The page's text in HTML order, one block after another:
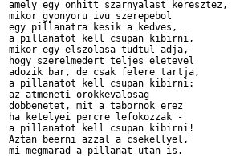
amely egy onhitt szarnyalast keresztez,
mikor gyonyoru ivu szerepebol
egy pillanatra kesik a kedves,
a pillanatot kell csupan kibirni,
mikor egy elszolasa tudtul adja,
hogy szerelmedert teljes eletevel
adozik bar, de csak felere tartja,
a pillanatot kell csupan kibirni:
az atmeneti orokkevalosag
dobbenetet, mit a tabornok erez
ha ketelyei percre lefokozzak -
a pillanatot kell csupan kibirni!
Aztan beerni azzal a csekellyel,
mi megmarad a pillanat utan is.